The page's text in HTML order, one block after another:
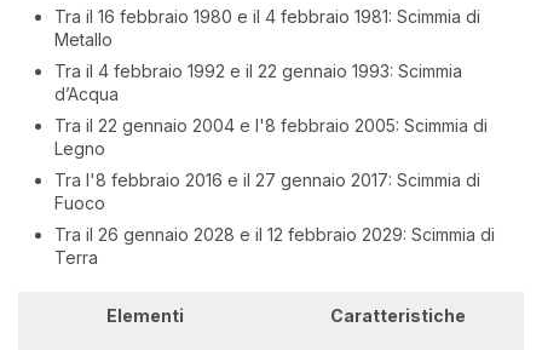
Tra il 16 febbraio 1980 e il 4 febbraio 1981: Scimmia di
Metallo
Tra il 4 febbraio 1992 e il 22 gennaio 1993: Scimmia
d’Acqua
Tra il 22 gennaio 2004 e l'8 febbraio 2005: Scimmia di
Legno
Tra l'8 febbraio 2016 e il 27 gennaio 2017: Scimmia di
Fuoco
Tra il 26 gennaio 2028 e il 12 febbraio 2029: Scimmia di
Terra
Elementi Caratteristiche